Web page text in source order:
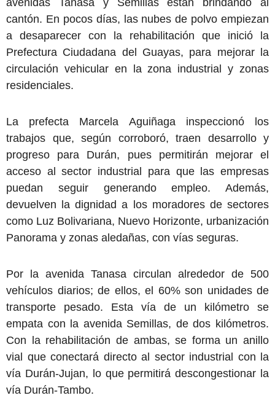
avenidas Tanasa y Semillas están brindando al
cantón. En pocos días, las nubes de polvo empiezan
a desaparecer con la rehabilitación que inició la
Prefectura Ciudadana del Guayas, para mejorar la
circulación vehicular en la zona industrial y zonas
residenciales.
La prefecta Marcela Aguiñaga inspeccionó los
trabajos que, según corroboró, traen desarrollo y
progreso para Durán, pues permitirán mejorar el
acceso al sector industrial para que las empresas
puedan seguir generando empleo. Además,
devuelven la dignidad a los moradores de sectores
como Luz Bolivariana, Nuevo Horizonte, urbanización
Panorama y zonas aledañas, con vías seguras.
Por la avenida Tanasa circulan alrededor de 500
vehículos diarios; de ellos, el 60% son unidades de
transporte pesado. Esta vía de un kilómetro se
empata con la avenida Semillas, de dos kilómetros.
Con la rehabilitación de ambas, se forma un anillo
vial que conectará directo al sector industrial con la
vía Durán-Jujan, lo que permitirá descongestionar la
vía Durán-Tambo.